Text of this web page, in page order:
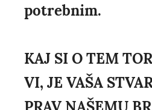
potrebnim.
KAJ SI O TEM
VI, JE VAŠA